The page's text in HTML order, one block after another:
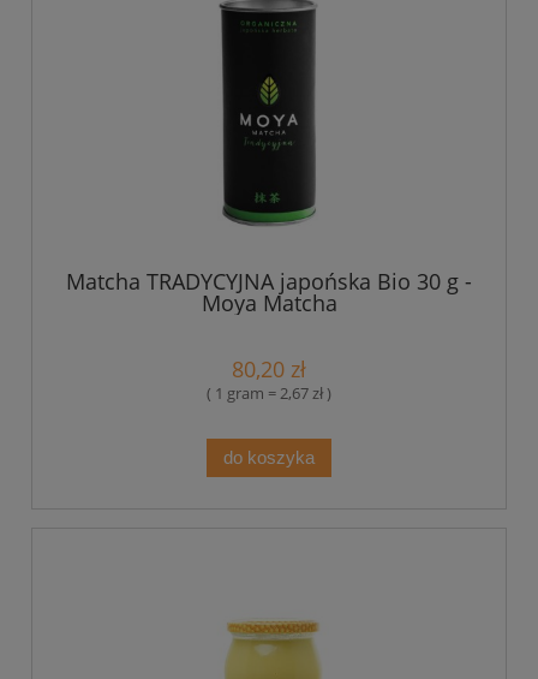
Matcha TRADYCYJNA japońska Bio 30 g -
Moya Matcha
80,20 zł
( 1 gram = 2,67 zł )
do koszyka